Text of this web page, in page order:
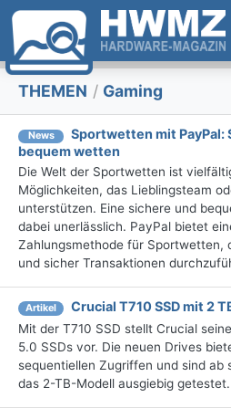
THEMEN / Gaming
News
Sportwetten mit PayPal:
bequem wetten
Die Welt der Sportwetten ist
Möglichkeiten, das Lieblingsteam
unterstützen. Eine sichere und
dabei unerlässlich. PayPal bietet
Zahlungsmethode für Sportwetten,
und sicher Transaktionen
Artikel Crucial T710 SSD mit 2
Mit der T710 SSD stellt Crucial
5.0 SSDs vor. Die neuen Drives
sequentiellen Zugriffen und sind ab
das 2-TB-Modell ausgiebig getestet.